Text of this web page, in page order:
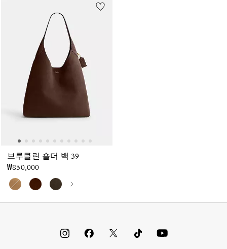
브루클린 숄더 백 39
₩850,000